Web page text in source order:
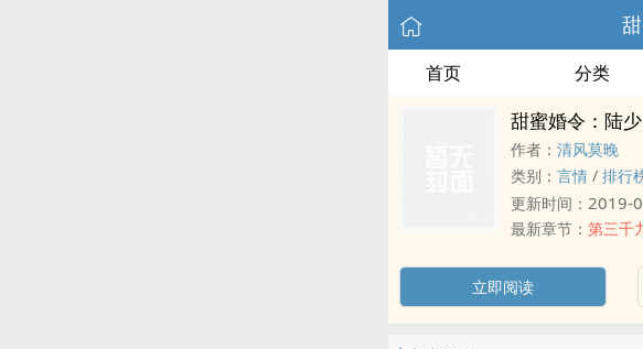
首页 分类
甜蜜婚令：陆
作者： 清风莫晚
类别： 言情 / 排行
更新时间： 2019-
最新章节： 第三千
立即阅读